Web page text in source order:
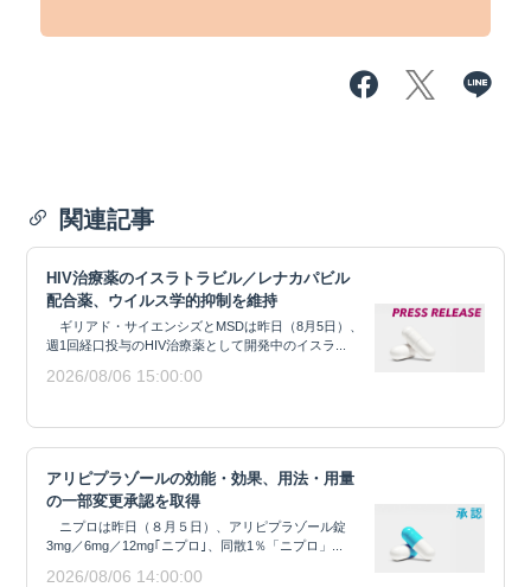
関連記事
HIV治療薬のイスラトラビル／レナカパビル
配合薬、ウイルス学的抑制を維持
ギリアド・サイエンシズとMSDは昨日（8月5日）、
週1回経口投与のHIV治療薬として開発中のイスラ...
2026/08/06 15:00:00
アリピプラゾールの効能・効果、用法・用量
の一部変更承認を取得
ニプロは昨日（８月５日）、アリピプラゾール錠
3mg／6mg／12mg｢ニプロ｣、同散1％「ニプロ」...
2026/08/06 14:00:00